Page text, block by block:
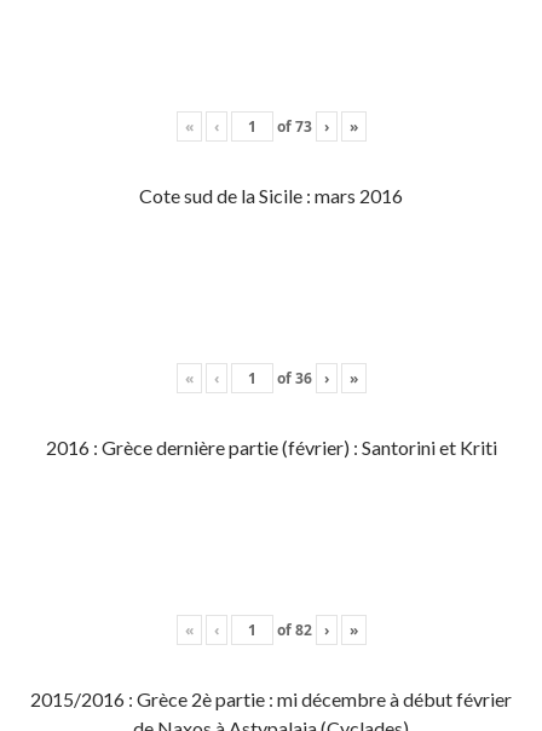
« ‹ of73 › »
Cote sud de la Sicile : mars 2016
« ‹ of36 › »
2016 : Grèce dernière partie (février) : Santorini et Kriti
« ‹ of82 › »
2015/2016 : Grèce 2è partie : mi décembre à début février